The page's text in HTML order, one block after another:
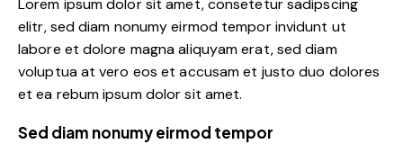
Lorem ipsum dolor sit amet, consetetur sadipscing
elitr, sed diam nonumy eirmod tempor invidunt ut
labore et dolore magna aliquyam erat, sed diam
voluptua at vero eos et accusam et justo duo dolores
et ea rebum ipsum dolor sit amet.
Sed diam nonumy eirmod tempor